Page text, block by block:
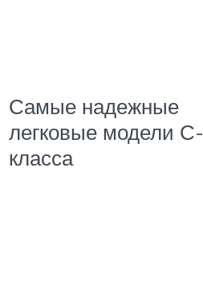
Самые надежные
легковые модели С-
класса